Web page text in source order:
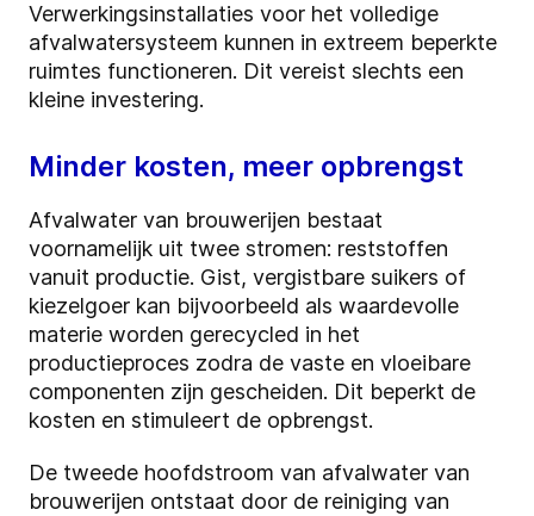
Verwerkingsinstallaties voor het volledige
afvalwatersysteem kunnen in extreem beperkte
ruimtes functioneren. Dit vereist slechts een
kleine investering.
Minder kosten, meer opbrengst
Afvalwater van brouwerijen bestaat
voornamelijk uit twee stromen: reststoffen
vanuit productie. Gist, vergistbare suikers of
kiezelgoer kan bijvoorbeeld als waardevolle
materie worden gerecycled in het
productieproces zodra de vaste en vloeibare
componenten zijn gescheiden. Dit beperkt de
kosten en stimuleert de opbrengst.
De tweede hoofdstroom van afvalwater van
brouwerijen ontstaat door de reiniging van